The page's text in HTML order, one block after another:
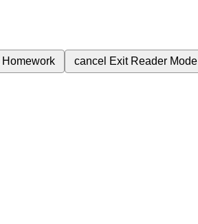
Homework cancel Exit Reader Mode